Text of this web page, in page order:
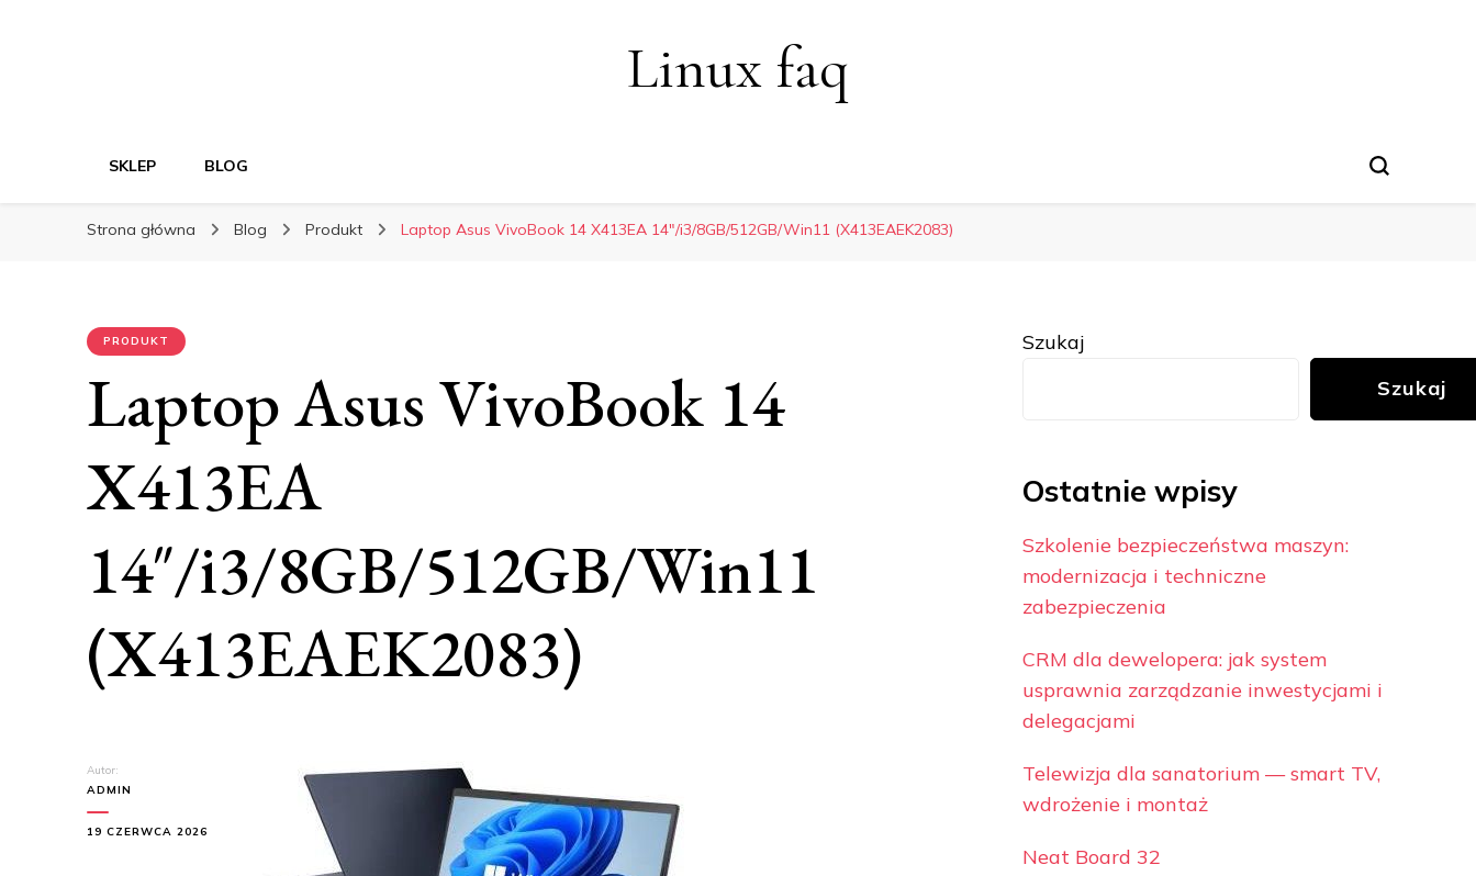
Linux faq
SKLEP BLOG
Strona główna Blog Produkt Laptop Asus VivoBook 14 X413EA 14″/i3/8GB/512GB/Win11 (X413EAEK2083)
PRODUKT
Laptop Asus VivoBook 14
X413EA
14″/i3/8GB/512GB/Win11
(X413EAEK2083)
Autor:
ADMIN
19 CZERWCA 2026
Szukaj
Szukaj
Ostatnie wpisy
Szkolenie bezpieczeństwa maszyn:
modernizacja i techniczne
zabezpieczenia
CRM dla dewelopera: jak system
usprawnia zarządzanie inwestycjami i
delegacjami
Telewizja dla sanatorium — smart TV,
wdrożenie i montaż
Neat Board 32